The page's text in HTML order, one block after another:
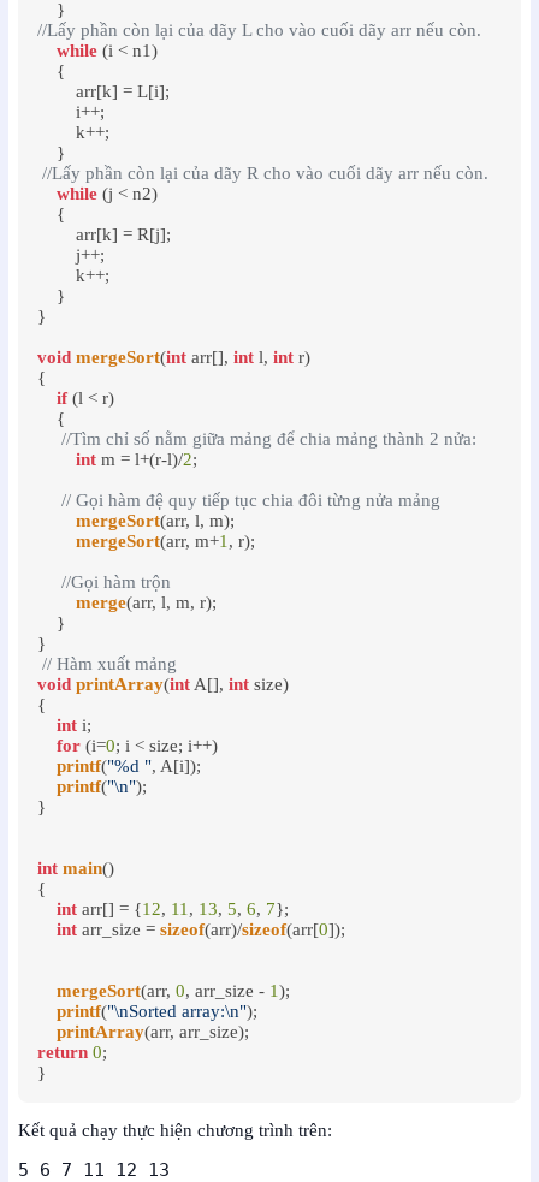
//Lấy phần còn lại của dãy L cho vào cuối dãy arr nếu còn.
while (i < n1)
    {
        arr[k] = L[i];
        i++;
        k++;
    }
//Lấy phần còn lại của dãy R cho vào cuối dãy arr nếu còn.
while (j < n2)
    {
        arr[k] = R[j];
        j++;
        k++;
    }
}
void mergeSort(int arr[], int l, int r)
{
if (l < r)
    {
//Tìm chỉ số nằm giữa mảng để chia mảng thành 2 nửa:
int m = l+(r-l)/2;
// Gọi hàm đệ quy tiếp tục chia đôi từng nửa mảng
mergeSort(arr, l, m);
mergeSort(arr, m+1 , r);
//Gọi hàm trộn
merge(arr, l, m, r);
    }
}
// Hàm xuất mảng
void printArray(int A[], int size)
{
int i;
for (i=0; i < size; i++)
printf("%d ", A[i]);
printf("\n");
}
int main()
{
int arr[] = {12, 11 , 13, 5, 6, 7};
int arr_size = sizeof(arr)/sizeof(arr[0]);
mergeSort(arr, 0, arr_size - 1);
printf("\nSorted array:\n");
printArray
return 0;
}
Kết quả chạy thực hiện chương trình trên:
5 6 7 11 12 13